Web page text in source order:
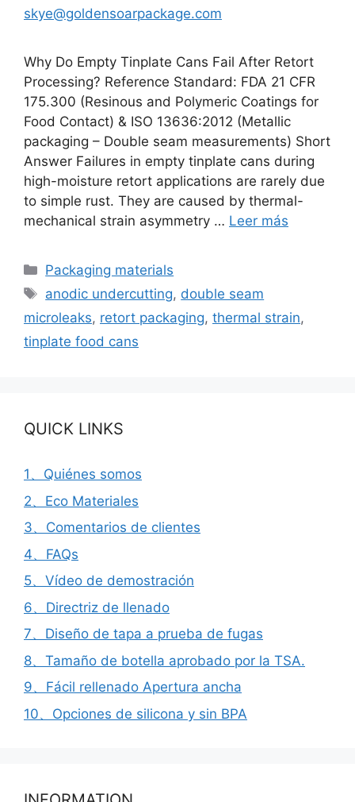
skye@goldensoarpackage.com
Why Do Empty Tinplate Cans Fail After Retort
Processing? Reference Standard: FDA 21 CFR
175.300 (Resinous and Polymeric Coatings for
Food Contact) & ISO 13636:2012 (Metallic
packaging – Double seam measurements) Short
Answer Failures in empty tinplate cans during
high-moisture retort applications are rarely due
to simple rust. They are caused by thermal-
mechanical strain asymmetry … Leer más
Categorías
Packaging materials
Etiquetas
anodic undercutting, double seam
microleaks, retort packaging, thermal strain,
tinplate food cans
QUICK LINKS
1、Quiénes somos
2、Eco Materiales
3、Comentarios de clientes
4、FAQs
5、Vídeo de demostración
6、Directriz de llenado
7、Diseño de tapa a prueba de fugas
8、Tamaño de botella aprobado por la TSA.
9、Fácil rellenado Apertura ancha
10、Opciones de silicona y sin BPA